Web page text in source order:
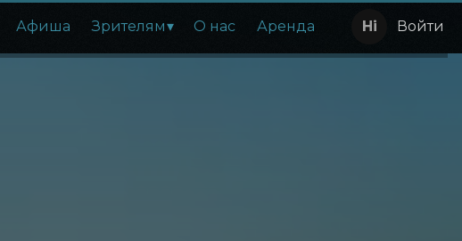
Афиша Зрителям О нас Аренда Войти